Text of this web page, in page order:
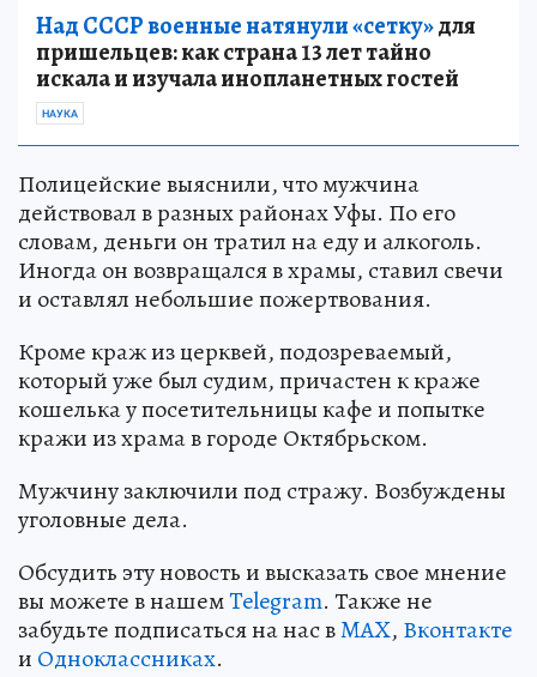
Над СССР военные натянули «сетку»для
пришельцев: как страна 13 лет тайно
искала и изучала инопланетных гостей
НАУКА
Полицейские выяснили, что мужчина
действовал в разных районах Уфы. По его
словам, деньги он тратил на еду и алкоголь.
Иногда он возвращался в храмы, ставил свечи
и оставлял небольшие пожертвования.
Кроме краж из церквей, подозреваемый,
который уже был судим, причастен к краже
кошелька у посетительницы кафе и попытке
кражи из храма в городе Октябрьском.
Мужчину заключили под стражу. Возбуждены
уголовные дела.
Обсудить эту новость и высказать свое мнение
вы можете в нашемTelegram. Также не
забудьте подписаться на нас вMAX, Вконтакте
и Одноклассниках.